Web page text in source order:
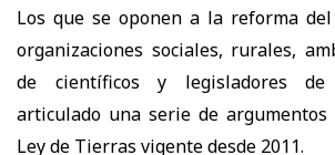
Los que se oponen a la reforma
organizaciones sociales, rurales,
de científicos y legisladores de
articulado una serie de
Ley de Tierras vigente desde 2011.